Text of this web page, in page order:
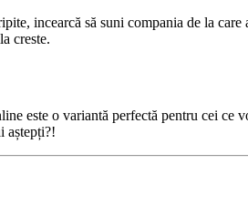
incearcă să suni compania de la
creste.
este o variantă perfectă pentru cei ce
aștepți?!